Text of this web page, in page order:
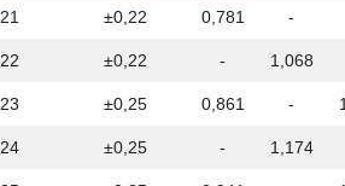
21 ±0,22 0,781 -
22 ±0,22 - 1,068
23 ±0,25 0,861 -
24 ±0,25 - 1,174